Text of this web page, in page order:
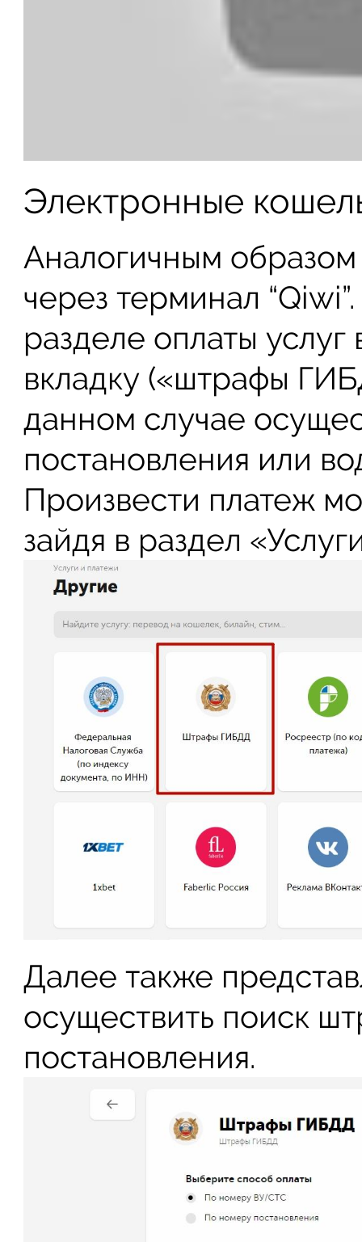
Электронные
Аналогичным
через терминал
разделе оплаты
вкладку («штрафы
данном случае
постановления или
Произвести платеж
зайдя в раздел
Далее также
осуществить поиск
постановления.